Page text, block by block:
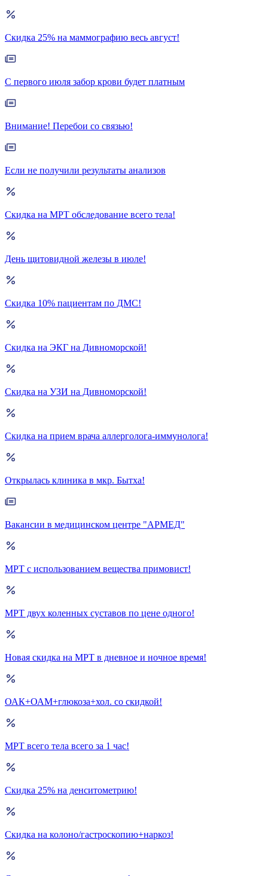
Скидка 25% на маммографию весь август!
С первого июля забор крови будет платным
Внимание! Перебои со связью!
Если не получили результаты анализов
Скидка на МРТ обследование всего тела!
День щитовидной железы в июле!
Скидка 10% пациентам по ДМС!
Скидка на ЭКГ на Дивноморской!
Скидка на УЗИ на Дивноморской!
Скидка на прием врача аллерголога-иммунолога!
Открылась клиника в мкр. Бытха!
Вакансии в медицинском центре "АРМЕД"
МРТ с использованием вещества примовист!
МРТ двух коленных суставов по цене одного!
Новая скидка на МРТ в дневное и ночное время!
ОАК+ОАМ+глюкоза+хол. со скидкой!
МРТ всего тела всего за 1 час!
Скидка 25% на денситометрию!
Скидка на колоно/гастроскопию+наркоз!